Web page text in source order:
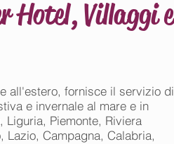
Hotel, Villaggi e
all'estero, fornisce il servizio di
e invernale al mare e in
Liguria, Piemonte, Riviera
Lazio, Campagna, Calabria,